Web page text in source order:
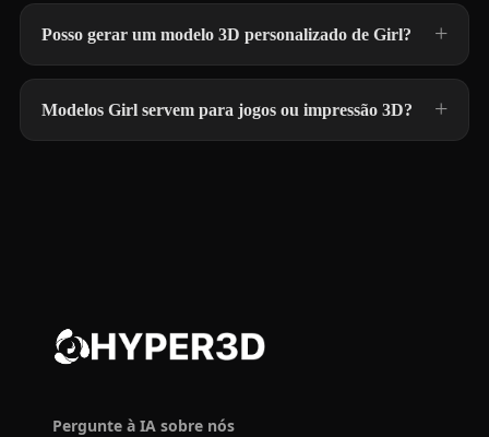
Posso gerar um modelo 3D personalizado de Girl?
Modelos Girl servem para jogos ou impressão 3D?
Pergunte à IA sobre nós